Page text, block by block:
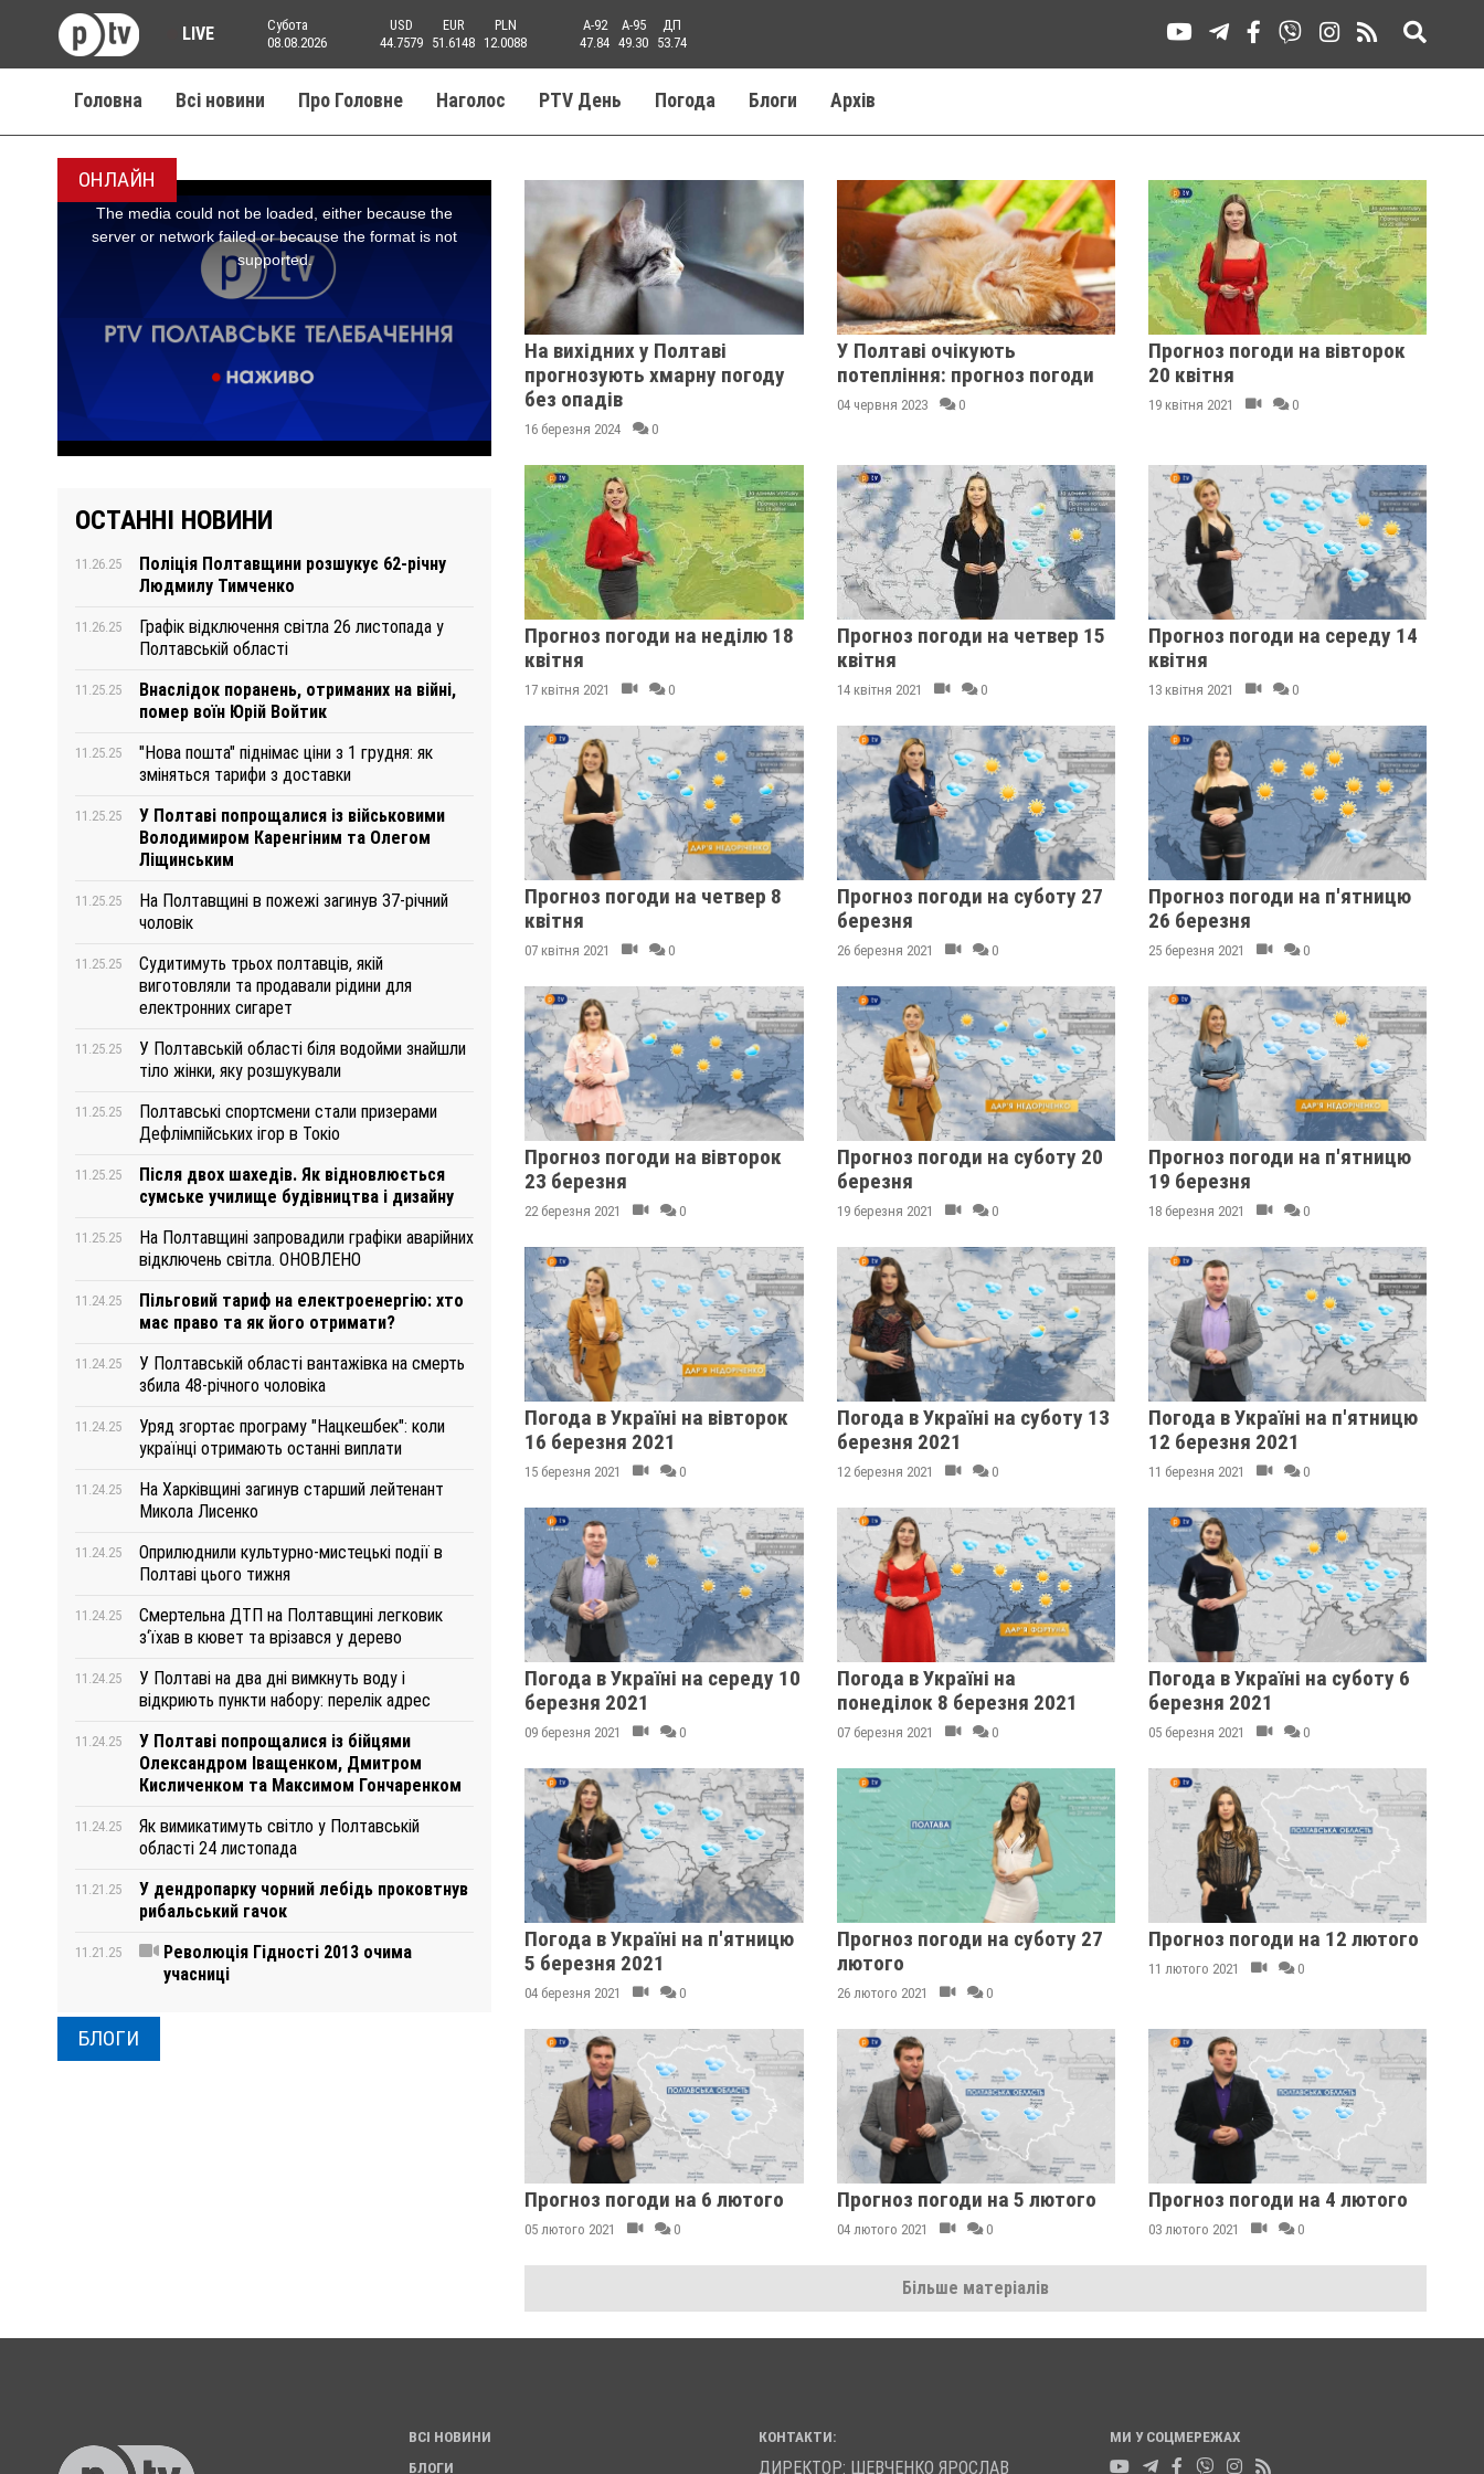
LIVE
Субота
08.08.2026
USD
44.7579
EUR
51.6148
PLN
12.0088
A-92
47.84
A-95
49.30
ДП
53.74
Головна Всі новини Про Головне Наголос PTV День Погода Блоги Aрхів
ОНЛАЙН
ОСТАННІ НОВИНИ
11.26.25
Поліція Полтавщини розшукує 62-річну
Людмилу Тимченко
11.26.25
Графік відключення світла 26 листопада у
Полтавській області
11.25.25
Внаслідок поранень, отриманих на війні,
помер воїн Юрій Войтик
11.25.25
"Нова пошта" піднімає ціни з 1 грудня: як
зміняться тарифи з доставки
11.25.25
У Полтаві попрощалися із військовими
Володимиром Каренгіним та Олегом
Ліщинським
11.25.25
На Полтавщині в пожежі загинув 37-річний
чоловік
11.25.25
Судитимуть трьох полтавців, якій
виготовляли та продавали рідини для
електронних сигарет
11.25.25
У Полтавській області біля водойми знайшли
тіло жінки, яку розшукували
11.25.25
Полтавські спортсмени стали призерами
Дефлімпійських ігор в Токіо
11.25.25
Після двох шахедів. Як відновлюється
сумське училище будівництва і дизайну
11.25.25
На Полтавщині запровадили графіки аварійних
відключень світла. ОНОВЛЕНО
11.24.25
Пільговий тариф на електроенергію: хто
має право та як його отримати?
11.24.25
У Полтавській області вантажівка на смерть
збила 48-річного чоловіка
11.24.25
Уряд згортає програму "Нацкешбек": коли
українці отримають останні виплати
11.24.25
На Харківщині загинув старший лейтенант
Микола Лисенко
11.24.25
Оприлюднили культурно-мистецькі події в
Полтаві цього тижня
11.24.25
Смертельна ДТП на Полтавщині легковик
з‘їхав в кювет та врізався у дерево
11.24.25
У Полтаві на два дні вимкнуть воду і
відкриють пункти набору: перелік адрес
11.24.25
У Полтаві попрощалися із бійцями
Олександром Іващенком, Дмитром
Кисличенком та Максимом Гончаренком
11.24.25
Як вимикатимуть світло у Полтавській
області 24 листопада
11.21.25
У дендропарку чорний лебідь проковтнув
рибальський гачок
11.21.25
Революція Гідності 2013 очима
учасниці
БЛОГИ
На вихідних у Полтаві
прогнозують хмарну погоду
без опадів
16 березня 2024 0
У Полтаві очікують
потепління: прогноз погоди
04 червня 2023 0
Прогноз погоди на вівторок
20 квітня
19 квітня 2021 0
Прогноз погоди на неділю 18
квітня
17 квітня 2021 0
Прогноз погоди на четвер 15
квітня
14 квітня 2021 0
Прогноз погоди на середу 14
квітня
13 квітня 2021 0
Прогноз погоди на четвер 8
квітня
07 квітня 2021 0
Прогноз погоди на суботу 27
березня
26 березня 2021 0
Прогноз погоди на п'ятницю
26 березня
25 березня 2021 0
Прогноз погоди на вівторок
23 березня
22 березня 2021 0
Прогноз погоди на суботу 20
березня
19 березня 2021 0
Прогноз погоди на п'ятницю
19 березня
18 березня 2021 0
Погода в Україні на вівторок
16 березня 2021
15 березня 2021 0
Погода в Україні на суботу 13
березня 2021
12 березня 2021 0
Погода в Україні на п'ятницю
12 березня 2021
11 березня 2021 0
Погода в Україні на середу 10
березня 2021
09 березня 2021 0
Погода в Україні на
понеділок 8 березня 2021
07 березня 2021 0
Погода в Україні на суботу 6
березня 2021
05 березня 2021 0
Погода в Україні на п'ятницю
5 березня 2021
04 березня 2021 0
Прогноз погоди на суботу 27
лютого
26 лютого 2021 0
Прогноз погоди на 12 лютого
11 лютого 2021 0
Прогноз погоди на 6 лютого
05 лютого 2021 0
Прогноз погоди на 5 лютого
04 лютого 2021 0
Прогноз погоди на 4 лютого
03 лютого 2021 0
Більше матеріалів
ВСІ НОВИНИ
БЛОГИ
КОНТАКТИ:
ДИРЕКТОР: ШЕВЧЕНКО ЯРОСЛАВ
МИ У СОЦМЕРЕЖАХ